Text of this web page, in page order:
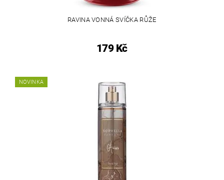
RAVINA VONNÁ SVÍČKA RŮŽE
179 Kč
NOVINKA